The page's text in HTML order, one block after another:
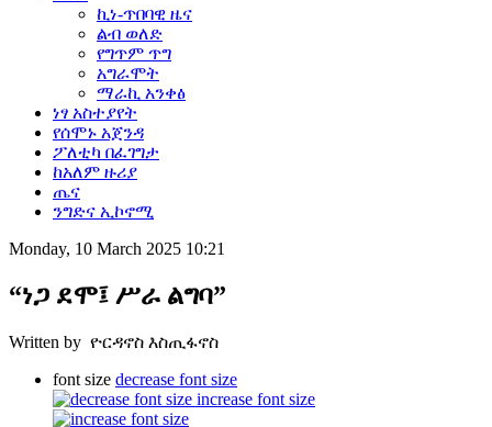
ኪነ-ጥበባዊ ዜና
ልብ ወለድ
የግጥም ጥግ
አግራሞት
ማራኪ አንቀፅ
ነፃ አስተያየት
የሰሞኑ አጀንዳ
ፖለቲካ በፈገግታ
ከአለም ዙሪያ
ጤና
ንግድና ኢኮኖሚ
Monday, 10 March 2025 10:21
“ነጋ ደሞ፤ ሥራ ልግባ”
Written by ዮርዳኖስ እስጢፋኖስ
font size decrease font size
increase font size